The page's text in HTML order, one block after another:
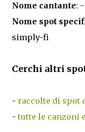
Nome cantante: -
Nome spot
simply-fi
Cerchi altri
- raccolte di spot
-tutte le canzoni